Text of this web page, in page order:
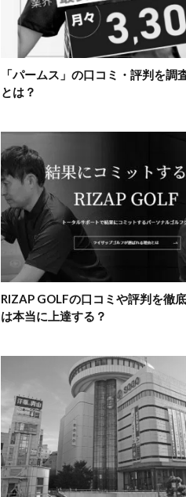
「パームス」の口コミ・評判を調
とは？
RIZAP GOLFの口コミや評判を徹
は本当に上達する？